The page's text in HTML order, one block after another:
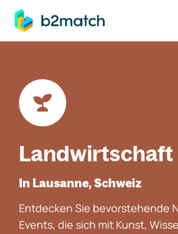
springen
Landwirtschaft
In Lausanne, Schweiz
Entdecken Sie bevorstehende
Events, die sich mit Kunst,